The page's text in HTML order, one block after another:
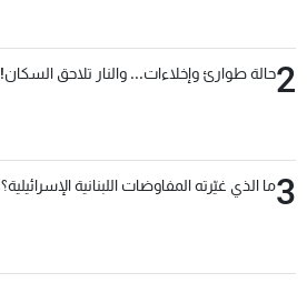
2حالة طوارئ وإخلاءات... والنار تلاحق السكان!
3ما الذي غيّرته المفاوضات اللبنانية الإسرائيلية؟